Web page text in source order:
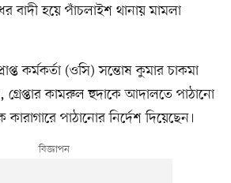
বাদী হয়ে পাঁচলাইশ থানায় মামলা
কর্মকর্তা (ওসি) সন্তোষ কুমার চাকমা
কামরুল হুদাকে আদালতে পাঠানো
পাঠানোর নির্দেশ দিয়েছেন।